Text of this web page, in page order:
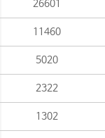
26601
11460
5020
2322
1302